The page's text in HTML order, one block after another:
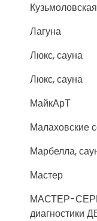
Лагуна
Люкс, сауна
Люкс, сауна
МайкАрТ
Малаховские
Марбелла,
Мастер
МАСТЕР-
диагностики